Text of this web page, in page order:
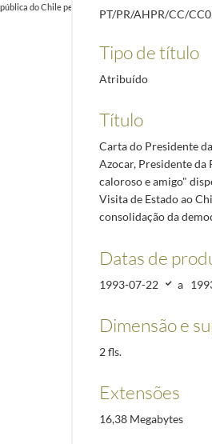
do Chile pelo Presidente da República
PT/PR/AHPR/CC/
Tipo de título
Atribuído
Título
Carta do Presidente
Azocar, Presidente
caloroso e amigo"
Visita de Estado ao
consolidação da
Datas de
1993-07-22 a
Dimensão e
2 fls.
Extensões
16,38 Megabytes